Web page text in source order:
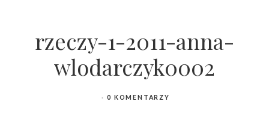
rzeczy-1-2011-anna-
wlodarczyk0002
0 KOMENTARZY